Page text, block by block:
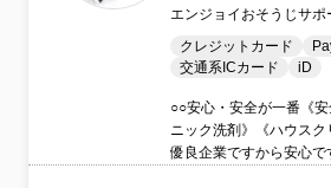
エンジョイおそうじサポ
クレジットカード
交通系ICカード
iD
○○安心・安全が一番《
ニック洗剤》《ハウス
優良企業ですから安心